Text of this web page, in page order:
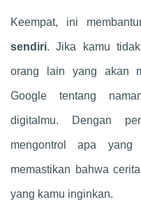
Keempat, ini
sendiri. Jika kamu
orang lain yang akan
Google tentang
digitalmu. Dengan
mengontrol apa
memastikan bahwa
yang kamu inginkan.